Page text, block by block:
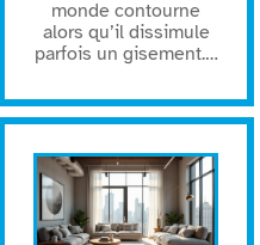
monde contourne
alors qu’il dissimule
parfois un gisement.…